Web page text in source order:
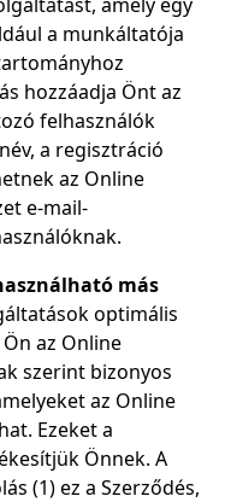
a munkáltatója
hozzáadja Önt az
felhasználók
a regisztráció
az Online
e-mail-
más
optimális
az Online
szerint bizonyos
az Online
Ezeket a
Önnek. A
(1) ez a Szerződés,